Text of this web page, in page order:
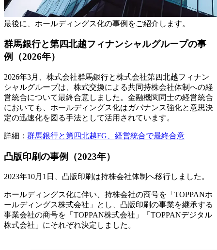
最後に、ホールディングス化の事例をご紹介します。
群馬銀行と第四北越フィナンシャルグループの事
例（2026年）
2026年3月、株式会社群馬銀行と株式会社第四北越フィナン
シャルグループは、株式交換による共同持株会社体制への経
営統合について最終合意しました。金融機関同士の経営統合
においても、ホールディングス化はガバナンス強化と意思決
定の迅速化を図る手法として活用されています。
詳細： 群馬銀行と第四北越FG、経営統合で最終合意
凸版印刷の事例（2023年）
2023年10月1日、凸版印刷は持株会社体制へ移行しました。
ホールディングス化に伴い、持株会社の商号を「TOPPANホ
ールディングス株式会社」とし、凸版印刷の事業を継承する
事業会社の商号を「TOPPAN株式会社」「TOPPANデジタル
株式会社」にそれぞれ決定しました。